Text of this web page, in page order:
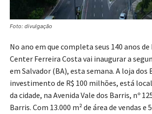
Foto: divulgação
No ano em que completa seus 140 anos
Center Ferreira Costa vai inaugurar a
em Salvador (BA), esta semana. A loja dos
investimento de R$ 100 milhões, está
da cidade, na Avenida Vale dos Barris, nº
Barris. Com 13.000 m² de área de vendas e